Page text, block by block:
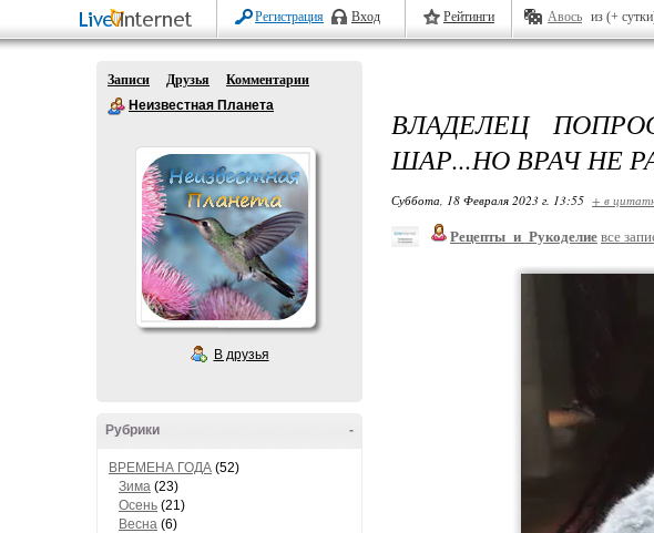
Регистрация Вход Рейтинги Авось из (+
Записи Друзья
Комментарии
Неизвестная Планета
В друзья
-
Рубрики
ВРЕМЕНА ГОДА (52)
Зима (23)
Осень (21)
Весна (6)
ВЛАДЕЛЕЦ
ШАР...НО ВРАЧ НЕ
Суббота, 18 Февраля 2023 г. 13:55 + в
Рецепты_и_Рукоделие все